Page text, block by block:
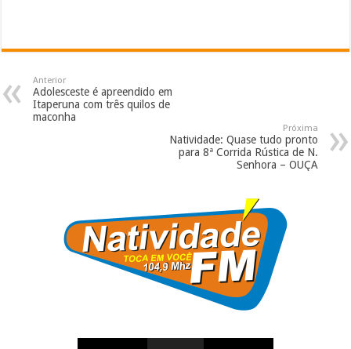
Anterior
Adolesceste é apreendido em
Itaperuna com três quilos de
maconha
Próxima
Natividade: Quase tudo pronto
para 8ª Corrida Rústica de N.
Senhora – OUÇA